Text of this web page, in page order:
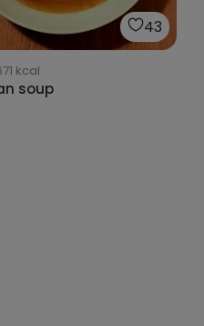
43
kcal
soup